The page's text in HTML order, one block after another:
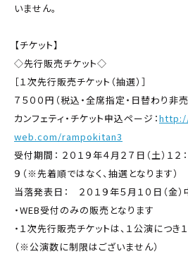
いません。
【チケット】
◇先行販売チケット◇
［１次先行販売チケット（抽選）］
７５００円（税込・全席指定・日替わり非
カンフェティ・チケット申込ページ：
web.com/rampokitan3
受付期間： ２０１９年４月２７日（土）１２
９（※先着順ではなく、抽選となります）
当落発表日： ２０１９年５月１０日（金）
・WEB受付のみの販売となります
・１次先行販売チケットは、１公演につ
（※公演数に制限はございません）